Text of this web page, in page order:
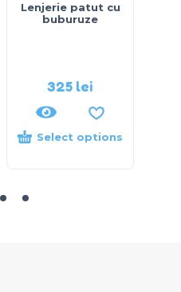
Lenjerie patut cu
buburuze
325 lei
Select options